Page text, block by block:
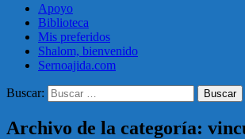
Apoyo
Biblioteca
Mis preferidos
Shalom, bienvenido
Sernoajida.com
Buscar:
Archivo de la categoría: